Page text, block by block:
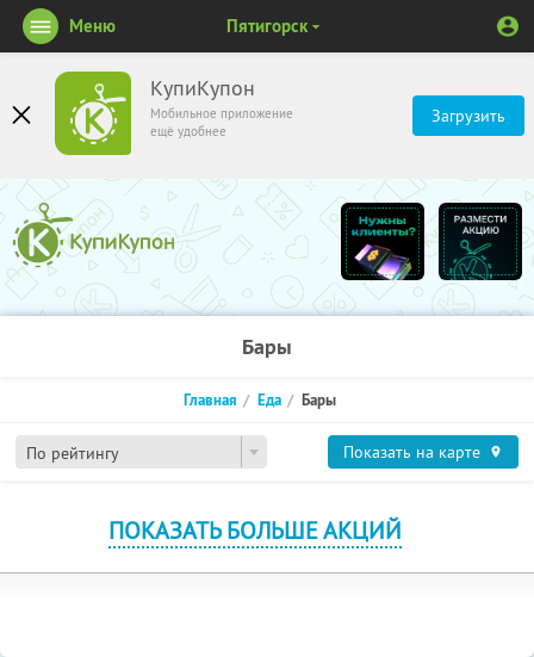
КупиКупон
Мобильное приложение
ещё удобнее
Загрузить
Меню Пятигорск
Бары
По рейтингу
Главная Еда Бары
Показать на карте
ПОКАЗАТЬ БОЛЬШЕ АКЦИЙ